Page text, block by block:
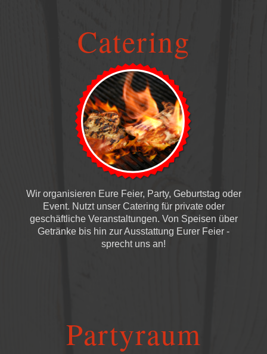
Catering
Wir organisieren Eure Feier, Party, Geburtstag oder
Event. Nutzt unser Catering für private oder
geschäftliche Veranstaltungen. Von Speisen über
Getränke bis hin zur Ausstattung Eurer Feier -
sprecht uns an!
Partyraum